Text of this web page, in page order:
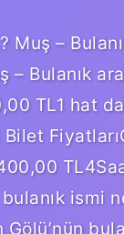
Muş –
– Bulanık
TL1 hat
ismi